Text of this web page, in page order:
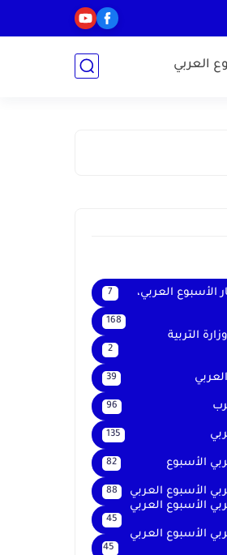
العربي
الأسبوع العربي، 7
168
التربية
2
39
96
135
الأسبوع 82
الأسبوع العربي 88
الأسبوع العربي
45
الأسبوع العربي
45